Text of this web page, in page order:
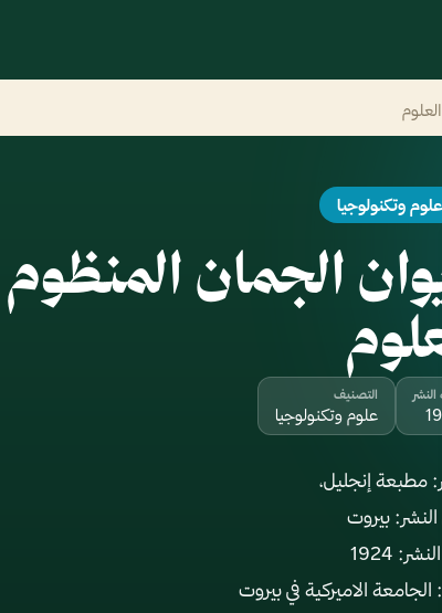
علوم وتكنولوجيا
الجمان
التصنيف
علوم وتكنولوجيا